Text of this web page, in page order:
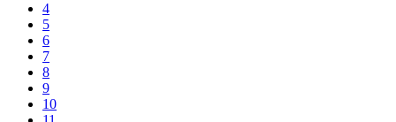
4
5
6
7
8
9
10